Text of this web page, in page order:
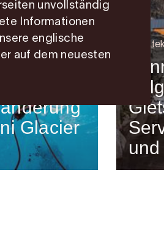
Glacier
unvollständig
Informationen
englische
auf dem neuesten